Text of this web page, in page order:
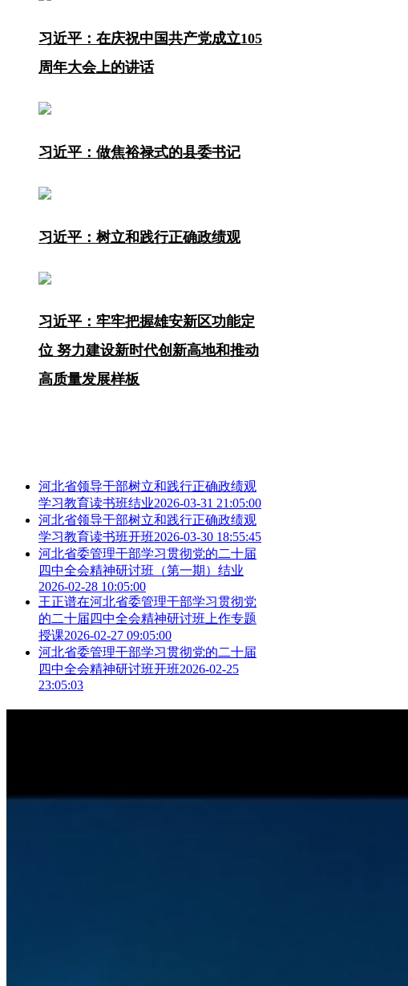
习近平：在庆祝中国共产党成立105
周年大会上的讲话
习近平：做焦裕禄式的县委书记
习近平：树立和践行正确政绩观
习近平：牢牢把握雄安新区功能定
位 努力建设新时代创新高地和推动
高质量发展样板
河北省领导干部树立和践行正确政绩观
学习教育读书班结业2026-03-31 21:05:00
河北省领导干部树立和践行正确政绩观
学习教育读书班开班2026-03-30 18:55:45
河北省委管理干部学习贯彻党的二十届
四中全会精神研讨班（第一期）结业
2026-02-28 10:05:00
王正谱在河北省委管理干部学习贯彻党
的二十届四中全会精神研讨班上作专题
授课2026-02-27 09:05:00
河北省委管理干部学习贯彻党的二十届
四中全会精神研讨班开班2026-02-25
23:05:03